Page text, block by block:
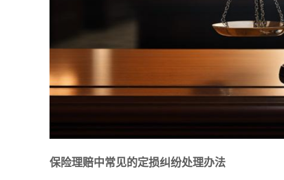
保险理赔中常见的定损纠纷处理办法